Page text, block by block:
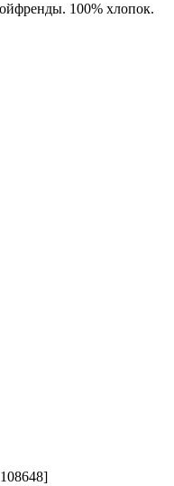
100% хлопок.